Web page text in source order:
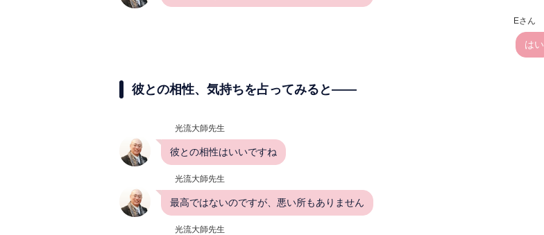
Eさん
はい
彼との相性、気持ちを占ってみると――
光流大師先生
彼との相性はいいですね
光流大師先生
最高ではないのですが、悪い所もありません
光流大師先生